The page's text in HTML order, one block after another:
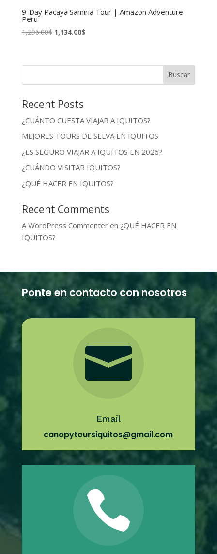
9-Day Pacaya Samiria Tour | Amazon Adventure
Peru
1,296.00$ El
era:
1,134.00$El
es:
Buscar
Recent Posts
¿CUÁNTO CUESTA VIAJAR A IQUITOS?
MEJORES TOURS DE SELVA EN IQUITOS
¿ES SEGURO VIAJAR A IQUITOS EN 2026?
¿CUÁNDO VISITAR IQUITOS?
¿QUÉ HACER EN IQUITOS?
Recent Comments
A WordPress Commenteren ¿QUÉ HACER EN
IQUITOS?
Ponte en contacto con nosotros

Email
canopytoursiquitos@gmail.com
